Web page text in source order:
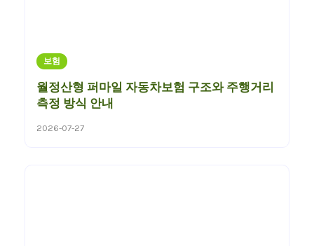
보험
월정산형 퍼마일 자동차보험 구조와 주행거리
측정 방식 안내
2026-07-27